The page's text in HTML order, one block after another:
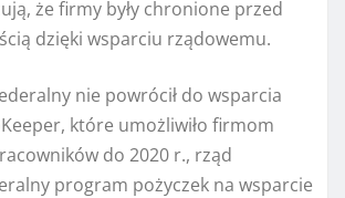
że firmy były chronione przed
dzięki wsparciu rządowemu.
nie powrócił do wsparcia
które umożliwiło firmom
do 2020 r., rząd
program pożyczek na wsparcie